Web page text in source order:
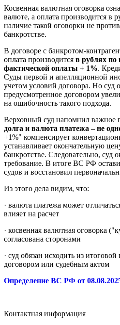
Косвенная валютная оговорка
валюте, а оплата производится в
наличие такой оговорки не
банкротстве.
В договоре с банкротом-
оплата производится в рублях
фактической оплаты + 1%.
Суды первой и апелляционной
учетом условий договора. Но суд
предусмотренное договором
на ошибочность такого подхода.
Верховный суд напомнил важное
долга и валюта платежа – не
+1%" компенсирует
устанавливает окончательную
банкротстве. Следовательно, суд
требование. В итоге ВС РФ
судов и восстановил
Из этого дела видим, что:
· валюта платежа может
влияет на расчет
· косвенная валютная оговорка
согласована сторонами
· суд обязан исходить из
договором или судебным актом
Определение ВС РФ от
Контактная информация